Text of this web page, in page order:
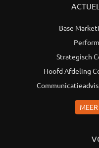
Base
Strategisch
Hoofd Afdeling